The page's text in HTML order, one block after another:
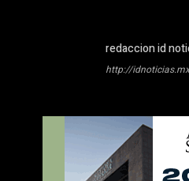
redaccion id
http://idnoticias.mx